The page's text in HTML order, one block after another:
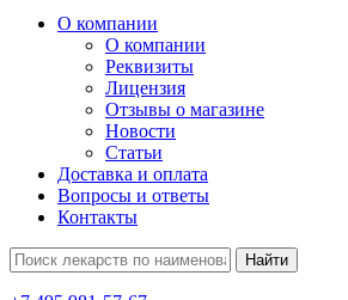
О компании
О компании
Реквизиты
Лицензия
Отзывы о магазине
Новости
Статьи
Доставка и оплата
Вопросы и ответы
Контакты
Найти